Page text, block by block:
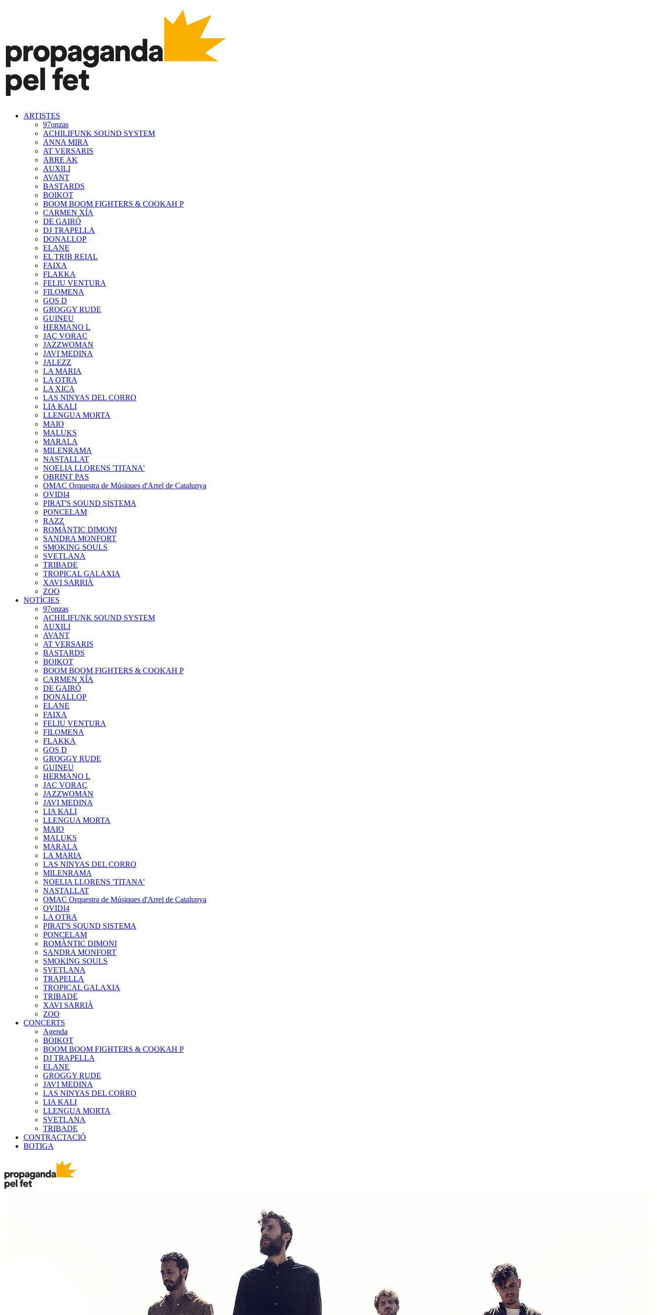
ARTISTES
97onzas
ACHILIFUNK SOUND SYSTEM
ANNA MIRA
AT VERSARIS
ARRE AK
AUXILI
AVANT
BASTARDS
BOIKOT
BOOM BOOM FIGHTERS & COOKAH P
CARMEN XÍA
DE GAIRÓ
DJ TRAPELLA
DONALLOP
ELANE
EL TRIB REIAL
FAIXA
FLAKKA
FELIU VENTURA
FILOMENA
GOS D
GROGGY RUDE
GUINEU
HERMANO L
JAÇ VORAÇ
JAZZWOMAN
JAVI MEDINA
JALEZZ
LA MARIA
LA OTRA
LA XICA
LAS NINYAS DEL CORRO
LIA KALI
LLENGUA MORTA
MAIO
MALUKS
MARALA
MILENRAMA
NASTALLAT
NOELIA LLORENS 'TITANA'
OBRINT PAS
OMAC Orquestra de Músiques d'Arrel de Catalunya
OVIDI4
PIRAT'S SOUND SISTEMA
PONCELAM
RAZZ
ROMÀNTIC DIMONI
SANDRA MONFORT
SMOKING SOULS
SVETLANA
TRIBADE
TROPICAL GALAXIA
XAVI SARRIÀ
ZOO
NOTÍCIES
97onzas
ACHILIFUNK SOUND SYSTEM
AUXILI
AVANT
AT VERSARIS
BASTARDS
BOIKOT
BOOM BOOM FIGHTERS & COOKAH P
CARMEN XÍA
DE GAIRÓ
DONALLOP
ELANE
FAIXA
FELIU VENTURA
FILOMENA
FLAKKA
GOS D
GROGGY RUDE
GUINEU
HERMANO L
JAÇ VORAÇ
JAZZWOMAN
JAVI MEDINA
LIA KALI
LLENGUA MORTA
MAIO
MALUKS
MARALA
LA MARIA
LAS NINYAS DEL CORRO
MILENRAMA
NOELIA LLORENS 'TITANA'
NASTALLAT
OMAC Orquestra de Músiques d'Arrel de Catalunya
OVIDI4
LA OTRA
PIRAT'S SOUND SISTEMA
PONCELAM
ROMÀNTIC DIMONI
SANDRA MONFORT
SMOKING SOULS
SVETLANA
TRAPELLA
TROPICAL GALAXIA
TRIBADE
XAVI SARRIÀ
ZOO
CONCERTS
Agenda
BOIKOT
BOOM BOOM FIGHTERS & COOKAH P
DJ TRAPELLA
ELANE
GROGGY RUDE
JAVI MEDINA
LAS NINYAS DEL CORRO
LIA KALI
LLENGUA MORTA
SVETLANA
TRIBADE
CONTRACTACIÓ
BOTIGA